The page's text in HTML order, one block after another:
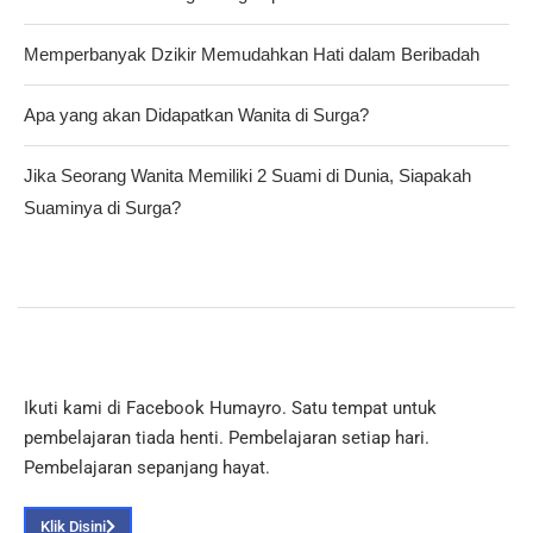
Memperbanyak Dzikir Memudahkan Hati dalam Beribadah
Apa yang akan Didapatkan Wanita di Surga?
Jika Seorang Wanita Memiliki 2 Suami di Dunia, Siapakah
Suaminya di Surga?
Ikuti kami di Facebook Humayro. Satu tempat untuk
pembelajaran tiada henti. Pembelajaran setiap hari.
Pembelajaran sepanjang hayat.
Klik Disini